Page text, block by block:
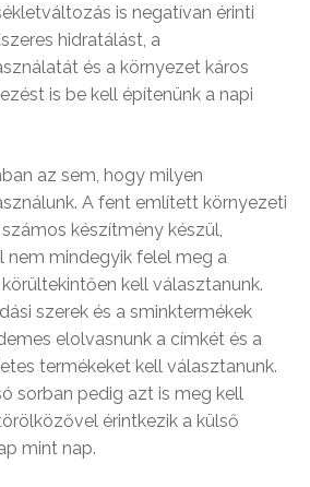
is negatívan érinti
hidratálást, a
és a környezet káros
is be kell építenünk a napi
az sem, hogy milyen
A fent említett környezeti
készítmény készül,
nem mindegyik felel meg a
kell választanunk.
szerek és a sminktermékek
elolvasnunk a címkét és a
termékeket kell választanunk.
sorban pedig azt is meg kell
érintkezik a külső
mint nap.